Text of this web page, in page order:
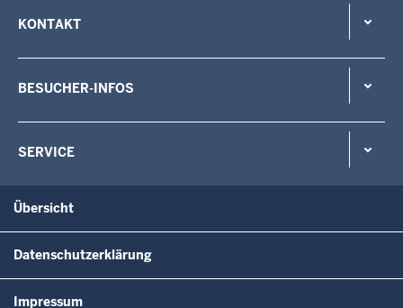
KONTAKT
BESUCHER-INFOS
SERVICE
Übersicht
Datenschutzerklärung
Impressum